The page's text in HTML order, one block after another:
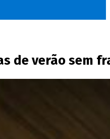
de verão sem